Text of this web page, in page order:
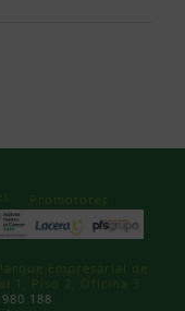
Promotores
Empresarial de
1, Piso 2, Oficina 3
188